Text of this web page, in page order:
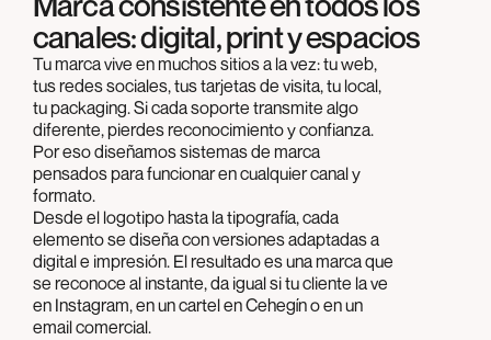
canales: digital, print y espacios
Tu marca vive en muchos sitios a la vez: tu web,
tus redes sociales, tus tarjetas de visita, tu local,
tu packaging. Si cada soporte transmite algo
diferente, pierdes reconocimiento y confianza.
Por eso diseñamos sistemas de marca
pensados para funcionar en cualquier canal y
formato.
Desde el logotipo hasta la tipografía, cada
elemento se diseña con versiones adaptadas a
digital e impresión. El resultado es una marca que
se reconoce al instante, da igual si tu cliente la ve
en Instagram, en un cartel en Cehegín o en un
email comercial.